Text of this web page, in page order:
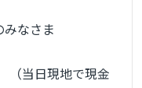
なさま
当日現地で現金